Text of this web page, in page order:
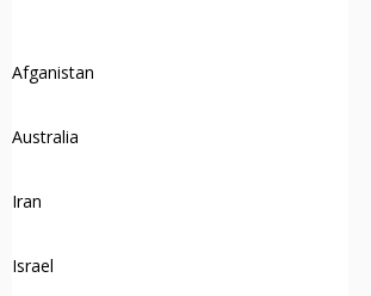
Afganistan
Australia
Iran
Israel